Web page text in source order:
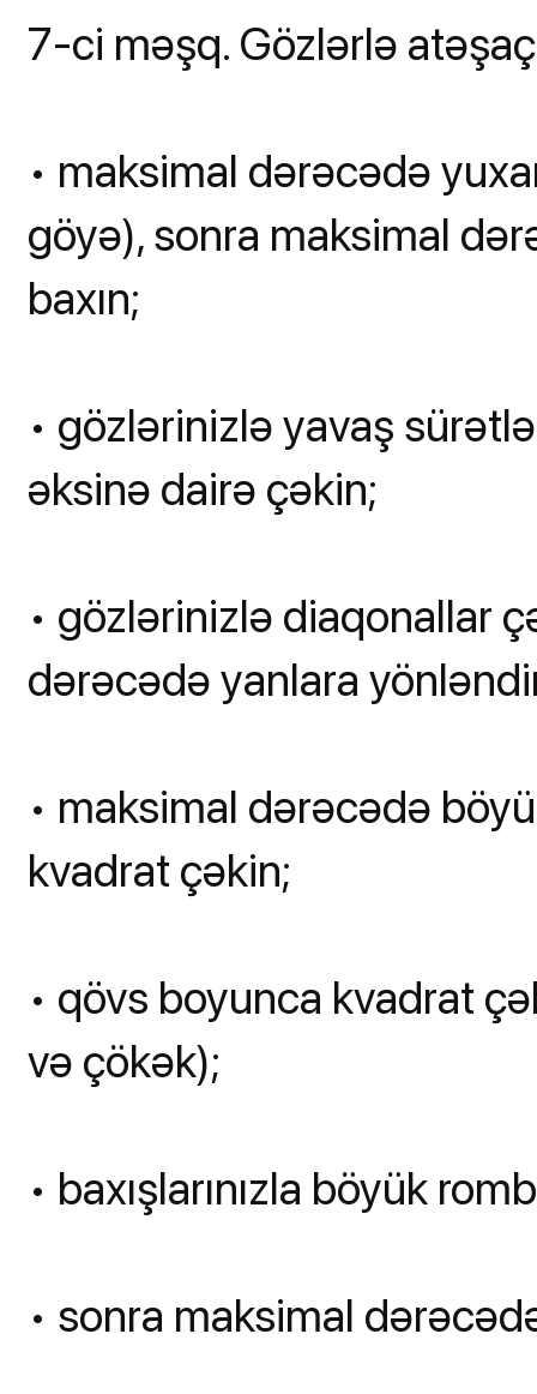
7-ci məşq. Gözlərlə
• maksimal dərəcədə
göyə), sonra maksimal
baxın;
• gözlərinizlə yavaş
əksinə dairə çəkin;
• gözlərinizlə diaqonallar
dərəcədə yanlara
• maksimal dərəcədə
kvadrat çəkin;
• qövs boyunca kvadrat
və çökək);
• baxışlarınızla böyük
• sonra maksimal